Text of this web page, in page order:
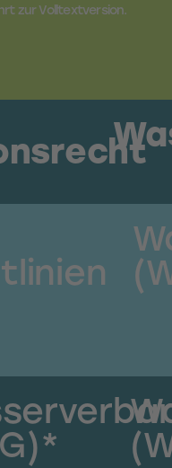
zur Volltextversion.